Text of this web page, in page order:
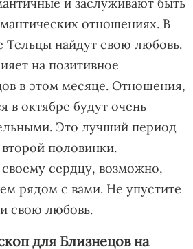
отношениях. В
Тельцы найдут свою любовь.
на позитивное
в этом месяце. Отношения,
в октябре будут очень
Это лучший период
половинки.
сердцу, возможно,
рядом с вами. Не упустите
свою любовь.
для Близнецов на